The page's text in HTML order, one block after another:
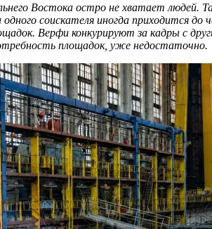
Востока остро не хватает людей.
соискателя иногда приходится
Верфи конкурируют за кадры с
площадок, уже недостаточно.